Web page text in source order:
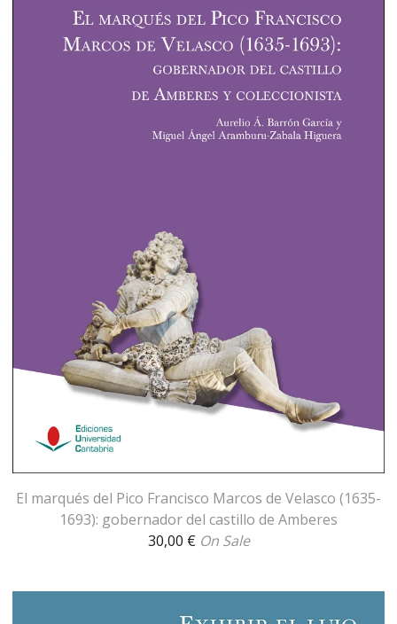
El marqués del Pico Francisco Marcos de Velasco (1635-
1693): gobernador del castillo de Amberes
30,00 € On Sale